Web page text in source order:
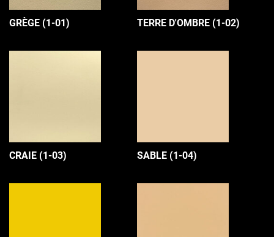
GRÈGE (1-01) TERRE D'OMBRE (1-02)
CRAIE (1-03) SABLE (1-04)